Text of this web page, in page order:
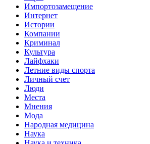
Импортозамещение
Интернет
Истории
Компании
Криминал
Культура
Лайфхаки
Летние виды спорта
Личный счет
Люди
Места
Мнения
Мода
Народная медицина
Наука